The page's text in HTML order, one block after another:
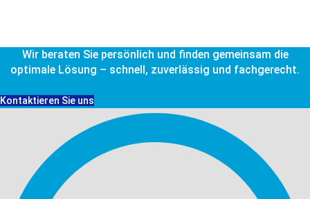
Wir beraten Sie persönlich und finden gemeinsam die
optimale Lösung – schnell, zuverlässig und fachgerecht.
Kontaktieren Sie uns